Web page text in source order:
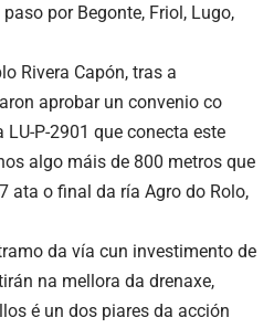
por Begonte, Friol, Lugo,
Rivera Capón, tras a
aprobar un convenio co
P-2901 que conecta este
algo máis de 800 metros que
ata o final da ría Agro do Rolo,
da vía cun investimento de
na mellora da drenaxe,
é un dos piares da acción